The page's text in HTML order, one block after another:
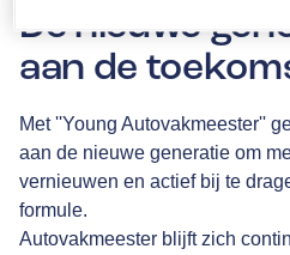
De nieuwe
aan de
Met ''Young Autovakmeester''
aan de nieuwe generatie om
vernieuwen en actief bij te
formule.
Autovakmeester blijft zich